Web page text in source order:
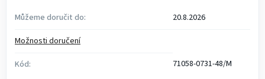
Můžeme doručit do:
20.8.2026
Možnosti doručení
Kód:
71058-0731-48/M